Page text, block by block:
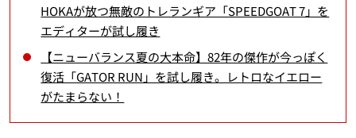
HOKAが放つ無敵のトレランギア「SPEEDGOAT 7」を
エディターが試し履き
【ニューバランス夏の大本命】82年の傑作が今っぽく
復活「GATOR RUN」を試し履き。レトロなイエロー
がたまらない！